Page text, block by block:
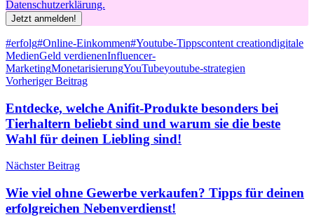
Datenschutzerklärung.
Schlagwörter
#erfolg#Online-Einkommen#Youtube-Tippscontent creationdigitale
MedienGeld verdienenInfluencer-
MarketingMonetarisierungYouTubeyoutube-strategien
Beitragsnavigation
Vorheriger Beitrag
Entdecke, welche Anifit-Produkte besonders bei
Tierhaltern beliebt sind und warum sie die beste
Wahl für deinen Liebling sind!
Nächster Beitrag
Wie viel ohne Gewerbe verkaufen? Tipps für deinen
erfolgreichen Nebenverdienst!